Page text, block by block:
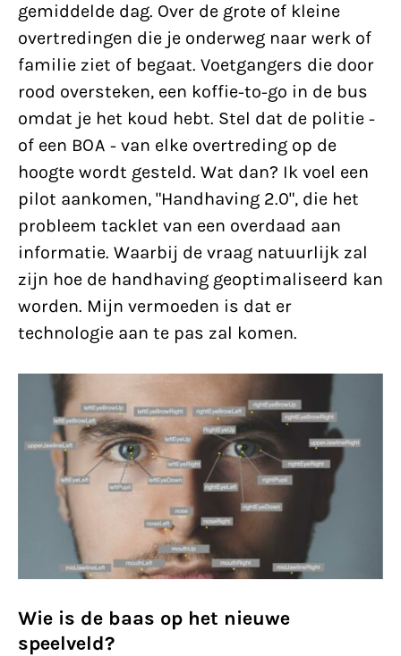
gemiddelde dag. Over de grote of kleine
overtredingen die je onderweg naar werk of
familie ziet of begaat. Voetgangers die door
rood oversteken, een koffie-to-go in de bus
omdat je het koud hebt. Stel dat de politie -
of een BOA - van elke overtreding op de
hoogte wordt gesteld. Wat dan? Ik voel een
pilot aankomen, "Handhaving 2.0", die het
probleem tacklet van een overdaad aan
informatie. Waarbij de vraag natuurlijk zal
zijn hoe de handhaving geoptimaliseerd kan
worden. Mijn vermoeden is dat er
technologie aan te pas zal komen.
Wie is de baas op het nieuwe
speelveld?